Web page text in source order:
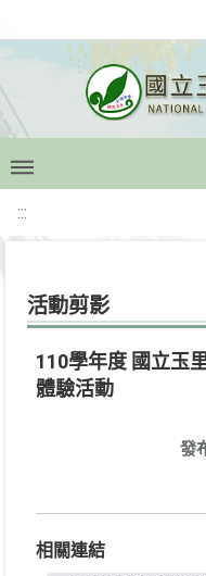
:::
活動剪影
110學年度 國立玉
體驗活動
發
相關連結